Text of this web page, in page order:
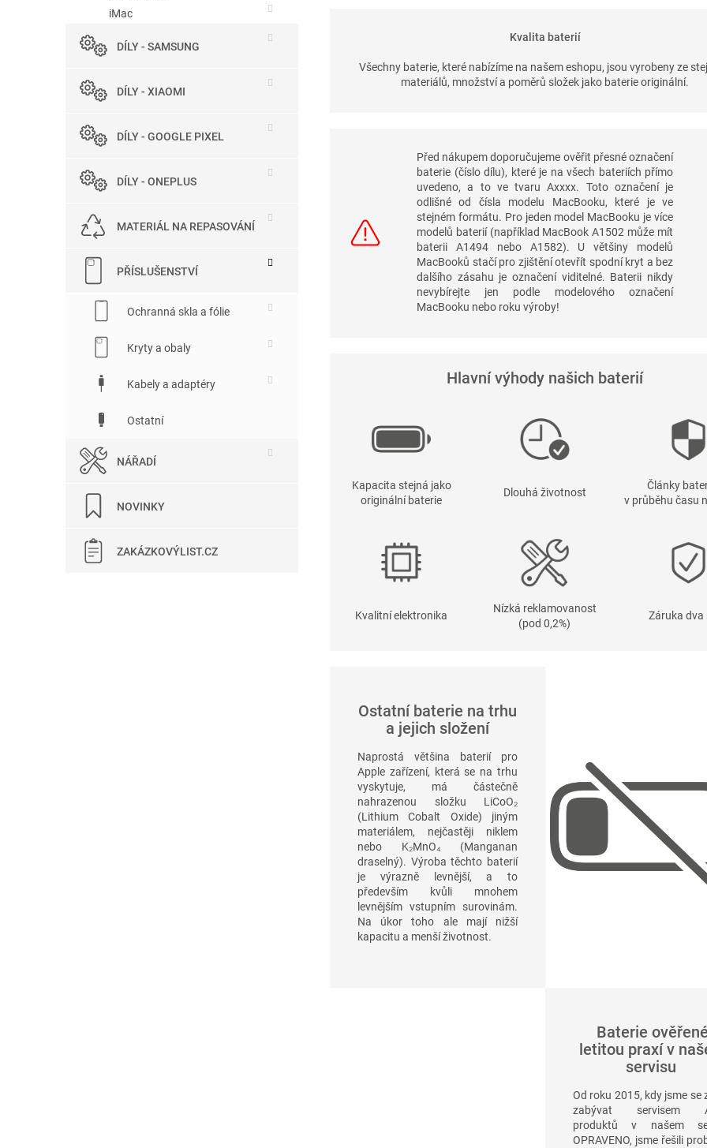
iMac
DÍLY - SAMSUNG
DÍLY - XIAOMI
DÍLY - GOOGLE PIXEL
DÍLY - ONEPLUS
MATERIÁL NA REPASOVÁNÍ
PŘÍSLUŠENSTVÍ
Ochranná skla a fólie
Kryty a obaly
Kabely a adaptéry
Ostatní
NÁŘADÍ
NOVINKY
ZAKÁZKOVÝLIST.CZ
Kvalita baterií
Všechny baterie, které nabízíme na našem eshopu, jsou vyrobeny ze
materiálů, množství a poměrů složek jako baterie originální.
Před nákupem doporučujeme ověřit přesné označení
baterie (číslo dílu), které je na všech bateriích přímo
uvedeno, a to ve tvaru Axxxx. Toto označení je
odlišné od čísla modelu MacBooku, které je ve
stejném formátu. Pro jeden model MacBooku je více
modelů baterií (například MacBook A1502 může mít
baterii A1494 nebo A1582). U většiny modelů
MacBooků stačí pro zjištění otevřít spodní kryt a bez
dalšího zásahu je označení viditelné. Baterii nikdy
nevybírejte jen podle modelového označení
MacBooku nebo roku výroby!
Hlavní výhody našich baterií
Kapacita stejná jako
originální baterie
Dlouhá životnost
Články
v průběhu času
Kvalitní elektronika
Nízká reklamovanost
(pod 0,2%)
Záruka dva
Ostatní baterie na trhu
a jejich složení
Naprostá většina baterií pro
Apple zařízení, která se na trhu
vyskytuje, má částečně
nahrazenou složku LiCoO₂
(Lithium Cobalt Oxide) jiným
materiálem, nejčastěji niklem
nebo K₂MnO₄ (Manganan
draselný). Výroba těchto baterií
je výrazně levnější, a to
především kvůli mnohem
levnějším vstupním surovinám.
Na úkor toho ale mají nižší
kapacitu a menší životnost.
Baterie
letitou praxí v
servisu
Od roku 2015, kdy jsme se
zabývat servisem
produktů v našem
OPRAVENO, jsme řešili